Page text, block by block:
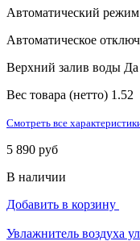
Автоматический режим
Автоматическое
Верхний залив воды Да
Вес товара (нетто) 1.52
Смотреть все
5 890 руб
В наличии
Добавить в корзину
Увлажнитель воздуха